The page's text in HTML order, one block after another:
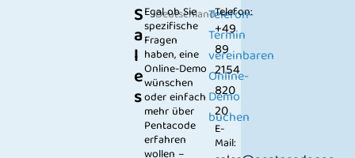
S
a
l
e
s
Deutschland
Egal ob Sie
spezifische
Fragen
haben, eine
Online-Demo
wünschen
oder einfach
mehr über
Pentacode
erfahren
wollen –
Telefon-
Termin
vereinbaren
Online-
Demo
buchen
Telefon:
+49
89
2154
820
20
E-
Mail: